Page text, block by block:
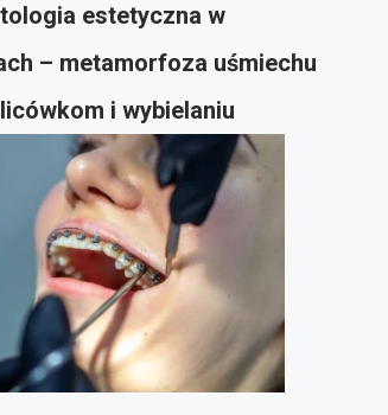
estetyczna w
– metamorfoza uśmiechu
i wybielaniu